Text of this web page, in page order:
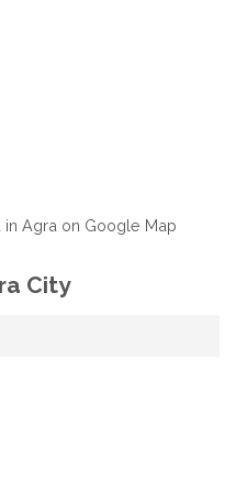
Agra on Google Map
City